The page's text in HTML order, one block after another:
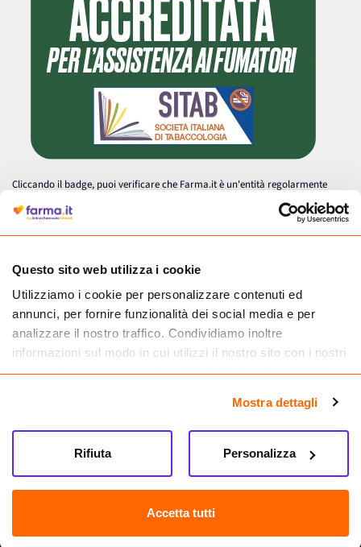
Questo sito web utilizza i cookie
Utilizziamo i cookie per personalizzare contenuti ed
annunci, per fornire funzionalità dei social media e per
analizzare il nostro traffico. Condividiamo inoltre
informazioni sul modo in cui utilizzi il nostro sito con i nostri
partner che si occupano di analisi dei dati web, pubblicità e
informazioni che hai fornito loro o che hanno raccolto dal
tuo utilizzo dei loro servizi.
Mostra dettagli
Accetta tutti
Personalizza
Rifiuta
Cliccando il badge, puoi verificare che Farma.it è un'entità regolarmente
autorizzata dal Ministero della Salute a effettuare la vendita online di
medicinali.
Farma.it S.a.s. P. IVA 07417261216 REA: NA-884088
CREDITS
Sede legale Via delle Repubbliche Marinare 128, 80147 Napoli